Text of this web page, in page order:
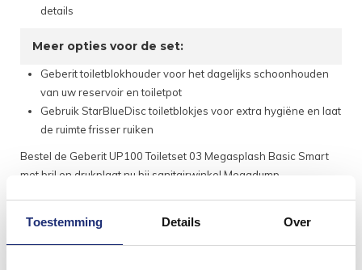
Toestemming Details Over
details
Meer opties voor de set:
Geberit toiletblokhouder voor het dagelijks schoonhouden
van uw reservoir en toiletpot
Gebruik StarBlueDisc toiletblokjes voor extra hygiëne en laat
de ruimte frisser ruiken
Bestel de Geberit UP100 Toiletset 03 Megasplash Basic Smart
met bril en drukplaat nu bij sanitairwinkel Megadump.